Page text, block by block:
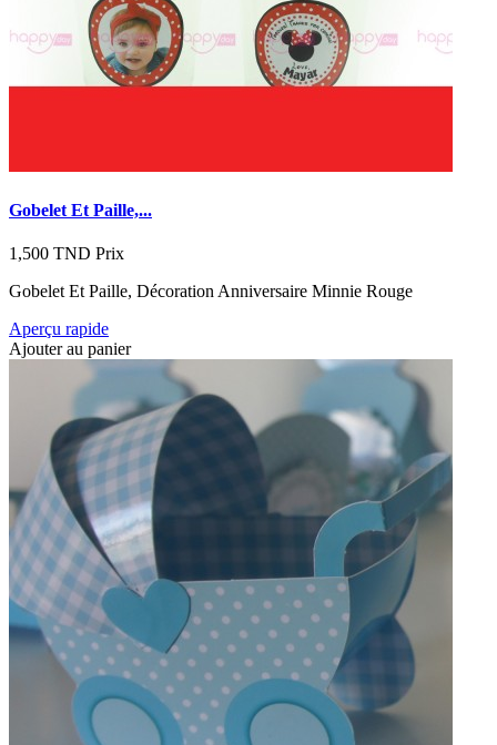
Gobelet Et Paille,...
1,500 TND Prix
Gobelet Et Paille, Décoration Anniversaire Minnie Rouge
Aperçu rapide
Ajouter au panier